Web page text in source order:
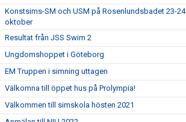
Konstsims-SM och USM på Rosenlundsbadet 23-24
oktober
Resultat från JSS Swim 2
Ungdomshoppet i Göteborg
EM Truppen i simning uttagen
Välkomna till öppet hus på Prolympia!
Välkommen till simskola hösten 2021